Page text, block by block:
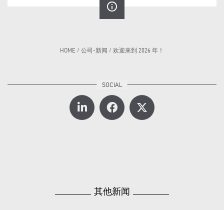
info_outline
HOME / 公司-新闻 / 欢迎来到 2026 年！
其他新闻